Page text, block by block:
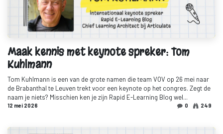
Maak kennis met keynote spreker: Tom
Kuhlmann
Tom Kuhlmann is een van de grote namen die team VOV op 26 mei naar
de Brabanthal te Leuven trekt voor een keynote op het congres. Zegt de
naam je niets? Misschien ken je zijn Rapid E-Learning Blog wel...
12 mei 2026 0 249